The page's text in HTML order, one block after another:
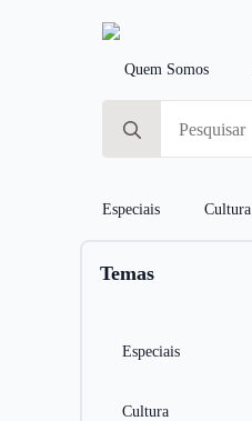
Quem Somos
for:
Especiais Cultura
Temas
Especiais
Cultura